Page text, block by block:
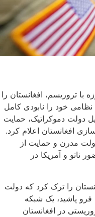
2001 با شعار مبارزه با تروریسم، افغانستان را
خود را نابودی کامل
دولت دموکراتیک، حمایت
افغانستان اعلام کرد.
مدرن و حمایت از
ناتو و آمریکا در
را ترک کرد که دولت
پاشید، یک شبکه
در افغانستان